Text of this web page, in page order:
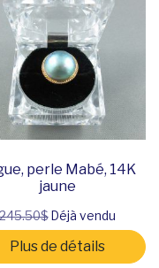
perle Mabé, 14K
jaune
Déjà vendu
Plus de détails